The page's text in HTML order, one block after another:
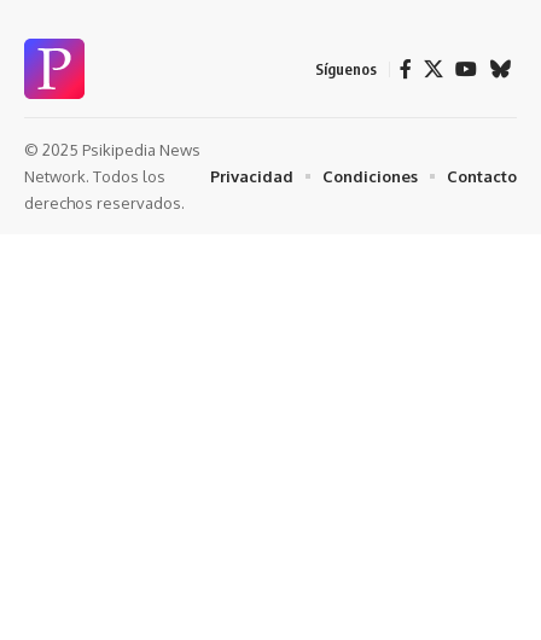
Síguenos
© 2025 Psikipedia News
Network. Todos los
derechos reservados.
Privacidad Condiciones Contacto